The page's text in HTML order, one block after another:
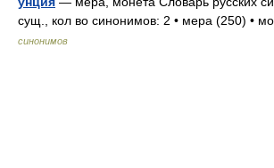
сущ., кол во синонимов: 2 • мера (250) •
синонимов